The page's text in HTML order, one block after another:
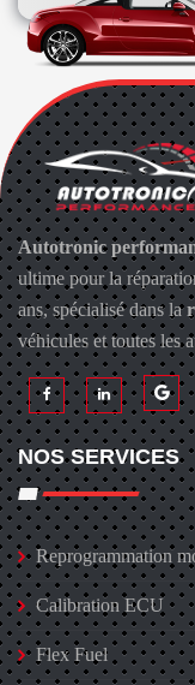
Autotronic
ultime pour la
ans, spécialisé dans la
véhicules et toutes les
NOS SERVICES
Reprogrammation
Calibration ECU
Flex Fuel